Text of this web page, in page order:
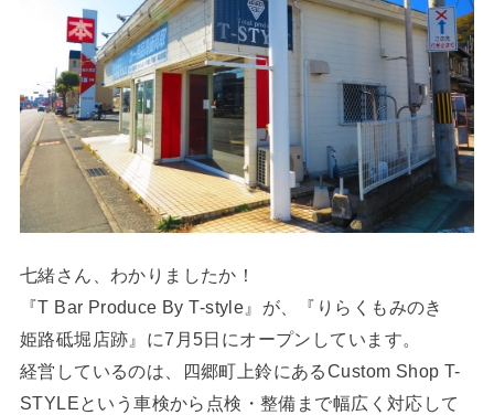
七緒さん、わかりましたか！
『T Bar Produce By T-style』が、『りらくもみのき
姫路砥堀店跡』に7月5日にオープンしています。
経営しているのは、四郷町上鈴にあるCustom Shop T-
STYLEという車検から点検・整備まで幅広く対応して